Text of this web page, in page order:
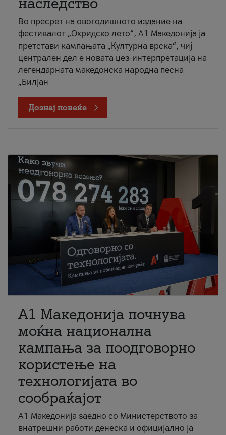
Во пресрет на овогодишното издание на
фестивалот „Охридско лето“, А1 Македонија ја
претстави кампањата „Културна врска“, чиј
централен дел е новата џез-интерпретација на
легендарната македонска народна песна
„Билјан
Дознај повеќе
A1 Македонија почнува
моќна национална
кампања за поодговорно
користење на
технологијата во
сообраќајот
A1 Македонија заедно со Министерството за
внатрешни работи денеска и официјално ја